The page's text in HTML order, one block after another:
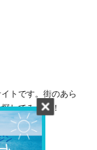
トです。街のあら
してみよう！